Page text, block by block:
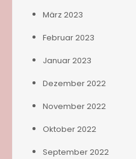
März 2023
Februar 2023
Januar 2023
Dezember 2022
November 2022
Oktober 2022
September 2022